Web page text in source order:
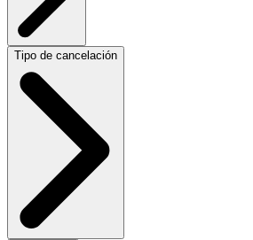
Tipo de cancelación